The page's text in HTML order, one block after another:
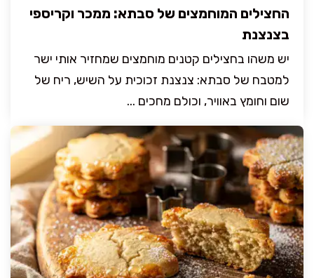
החצילים המוחמצים של סבתא: ממכר וקריספי
בצנצנת
יש משהו בחצילים קטנים מוחמצים שמחזיר אותי ישר
למטבח של סבתא: צנצנת זכוכית על השיש, ריח של
שום וחומץ באוויר, וכולם מחכים ...